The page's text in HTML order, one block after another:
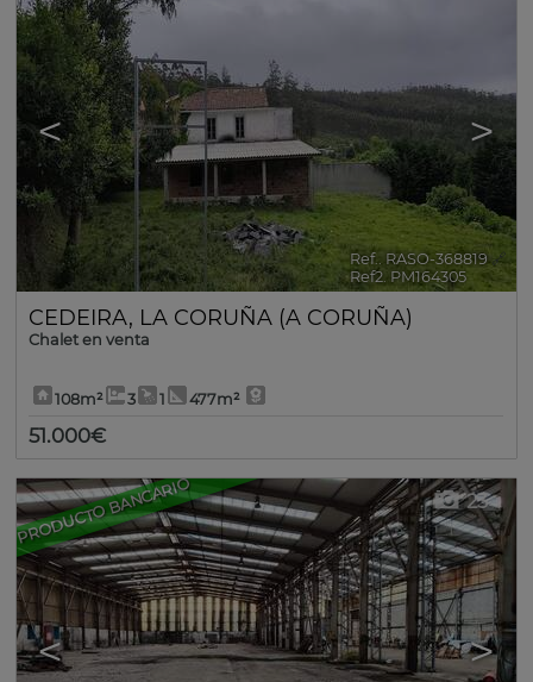
< >
Ref.. RASO-368819 🔗
Ref2. PM164305
CEDEIRA, LA CORUÑA (A CORUÑA)
Chalet en venta
108m² 3 1 477m²
51.000€
PRODUCTO BANCARIO
< >
23